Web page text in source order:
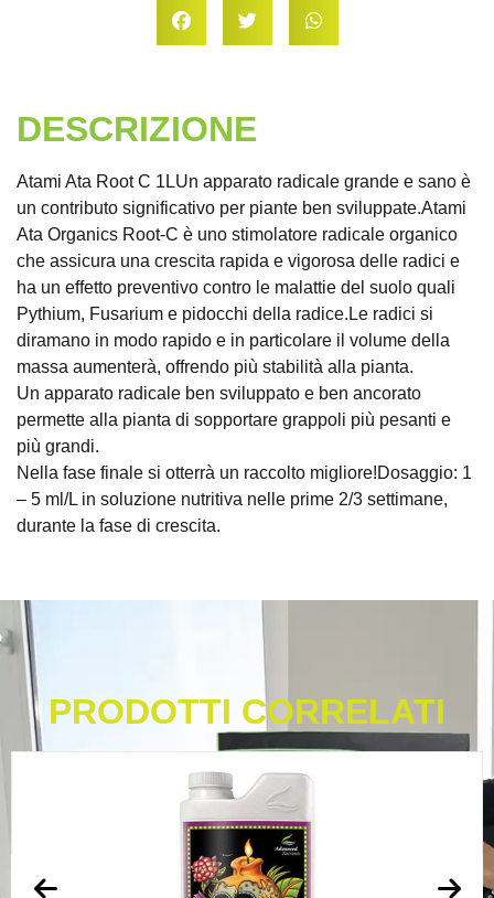
DESCRIZIONE
Atami Ata Root C 1LUn apparato radicale grande e sano è
un contributo significativo per piante ben sviluppate.Atami
Ata Organics Root-C è uno stimolatore radicale organico
che assicura una crescita rapida e vigorosa delle radici e
ha un effetto preventivo contro le malattie del suolo quali
Pythium, Fusarium e pidocchi della radice.Le radici si
diramano in modo rapido e in particolare il volume della
massa aumenterà, offrendo più stabilità alla pianta.
Un apparato radicale ben sviluppato e ben ancorato
permette alla pianta di sopportare grappoli più pesanti e
più grandi.
Nella fase finale si otterrà un raccolto migliore!Dosaggio: 1
– 5 ml/L in soluzione nutritiva nelle prime 2/3 settimane,
durante la fase di crescita.
PRODOTTI CORRELATI